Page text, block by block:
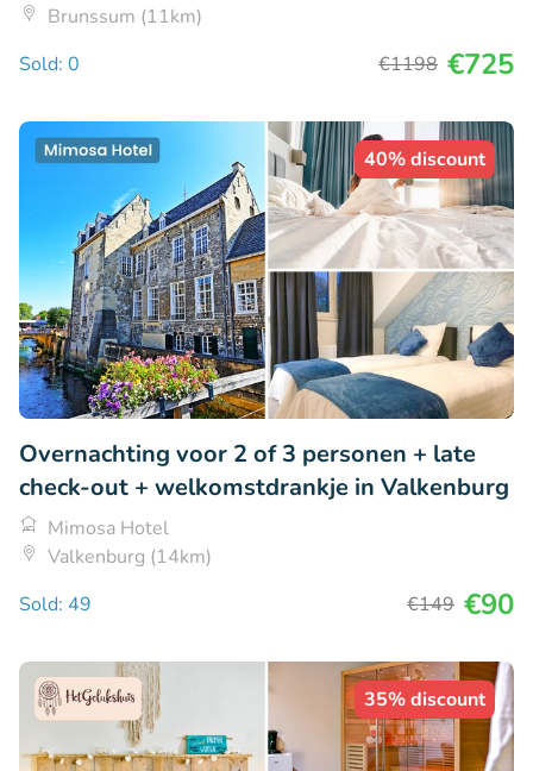
Brunssum (11km)
Sold: 0
€1198 €725
40% discount
Overnachting voor 2 of 3 personen + late
check-out + welkomstdrankje in Valkenburg
Mimosa Hotel
Valkenburg (14km)
Sold: 49
€149 €90
35% discount